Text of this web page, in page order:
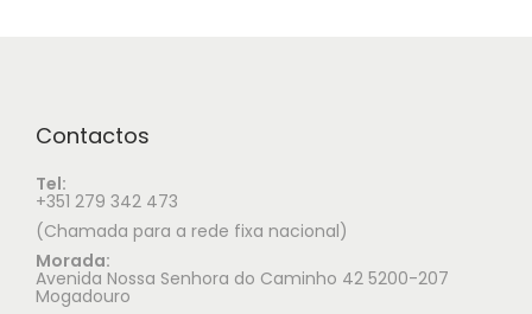
Contactos
Tel:
+351 279 342 473
(Chamada para a rede fixa nacional)
Morada:
Avenida Nossa Senhora do Caminho 42 5200-207
Mogadouro